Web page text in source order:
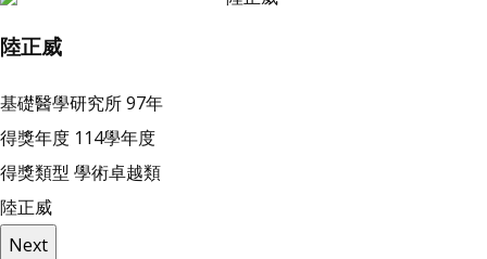
陸正威
基礎醫學研究所97年
得獎年度 114學年度
得獎類型 學術卓越類
陸正威
Next